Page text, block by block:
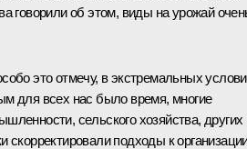
говорили об этом, виды на урожай
это отмечу, в экстремальных
для всех нас было время, многие
сельского хозяйства, других
скорректировали подходы к